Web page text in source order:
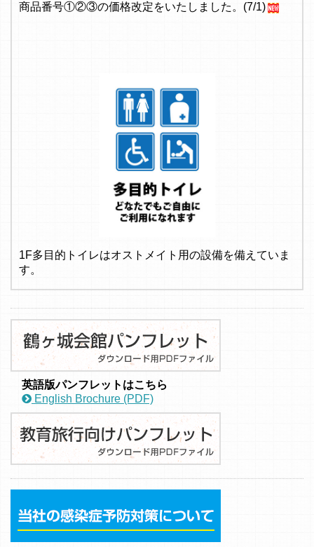
商品番号①②③の価格改定をいたしました。(7/1)
1F多目的トイレはオストメイト用の設備を備えていま
す。
英語版パンフレットはこちら
English Brochure (PDF)